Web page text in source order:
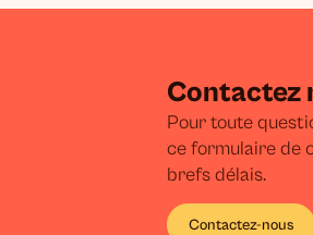
Contactez
Pour toute
ce formulaire de
brefs délais.
Contactez-nous